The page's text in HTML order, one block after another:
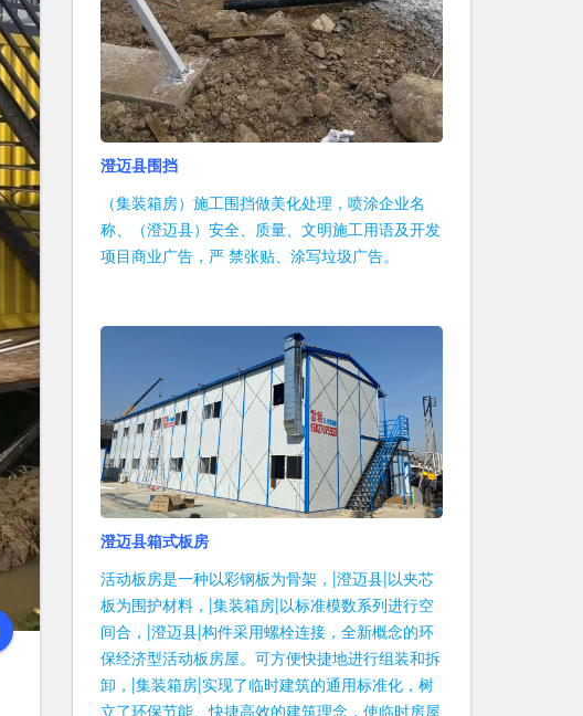
澄迈县围挡
（集装箱房）施工围挡做美化处理，喷涂企业名
称、（澄迈县）安全、质量、文明施工用语及开发
项目商业广告，严 禁张贴、涂写垃圾广告。
澄迈县箱式板房
活动板房是一种以彩钢板为骨架，|澄迈县|以夹芯
板为围护材料，|集装箱房|以标准模数系列进行空
间合，|澄迈县|构件采用螺栓连接，全新概念的环
保经济型活动板房屋。可方便快捷地进行组装和拆
卸，|集装箱房|实现了临时建筑的通用标准化，树